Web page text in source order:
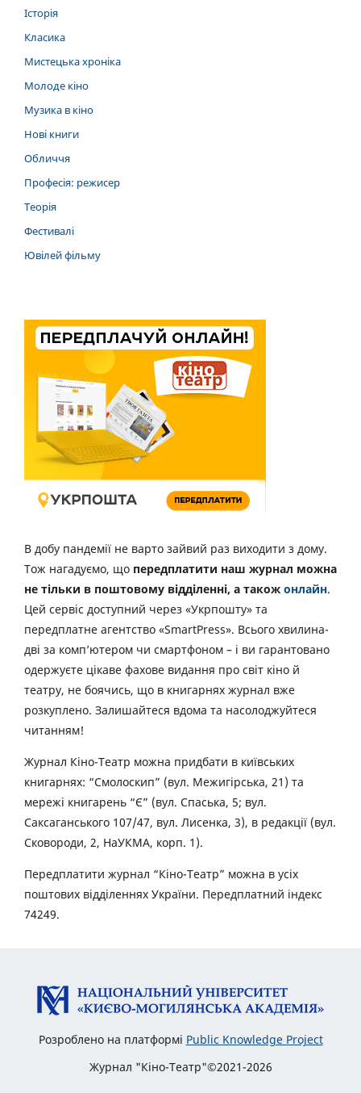
Історія
Класика
Мистецька хроніка
Молоде кіно
Музика в кіно
Нові книги
Обличчя
Професія: режисер
Теорія
Фестивалі
Ювілей фільму
В добу пандемії не варто зайвий раз виходити з дому.
Тож нагадуємо, що передплатити наш журнал можна
не тільки в поштовому відділенні, а також онлайн.
Цей сервіс доступний через «Укрпошту» та
передплатне агентство «SmartPress». Всього хвилина-
дві за комп’ютером чи смартфоном – і ви гарантовано
одержуєте цікаве фахове видання про світ кіно й
театру, не боячись, що в книгарнях журнал вже
розкуплено. Залишайтеся вдома та насолоджуйтеся
читанням!
Журнал Кіно-Театр можна придбати в київських
книгарнях: “Смолоскип” (вул. Межигірська, 21) та
мережі книгарень “Є” (вул. Спаська, 5; вул.
Саксаганського 107/47, вул. Лисенка, 3), в редакції (вул.
Сковороди, 2, НаУКМА, корп. 1).
Передплатити журнал “Кіно-Театр” можна в усіх
поштових відділеннях України. Передплатний індекс
74249.
Розроблено на платформі Public Knowledge Project
Журнал "Кіно-Театр"©2021-2026